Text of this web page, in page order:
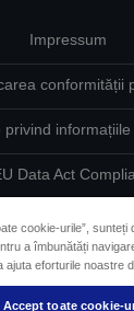
Impressum
conformității
privind
Data Act
despre
cookie-urile”,
a îmbunătăți
ajuta eforturile noastre
Accept toate cookie-